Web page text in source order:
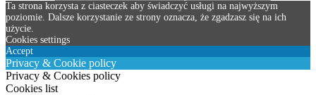
Ta strona korzysta z ciasteczek aby świadczyć usługi na najwyższym
poziomie. Dalsze korzystanie ze strony oznacza, że zgadzasz się na ich
użycie.
Cookies settings
Accept
Privacy & Cookie policy
Privacy & Cookies policy
Cookies list